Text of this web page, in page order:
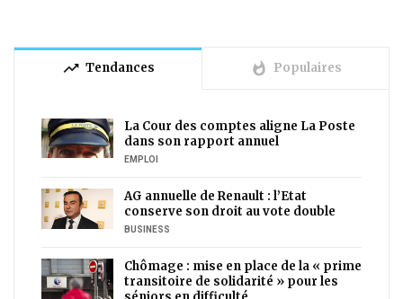
trending_up Tendances whatshot Populaires
La Cour des comptes aligne La Poste
dans son rapport annuel
EMPLOI
AG annuelle de Renault : l’Etat
conserve son droit au vote double
BUSINESS
Chômage : mise en place de la « prime
transitoire de solidarité » pour les